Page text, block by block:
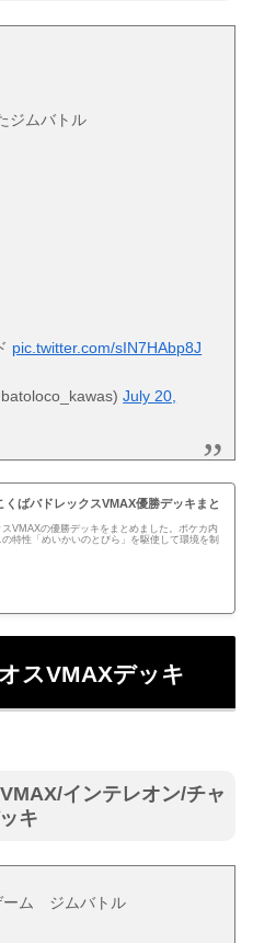
ジムバトル
pic.twitter.com/sIN7HAbp8J
July 20,
くばバドレックスVMAX優勝デッキまと
VMAXの優勝デッキをまとめました。ポケカ内
特性「めいかいのとびら」を駆使して環境を制
スVMAXデッキ
インテレオン/チャ
キ
ーム ジムバトル